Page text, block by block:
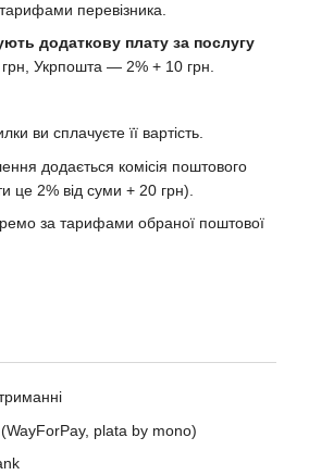
перевізника.
додаткову плату за послугу
Укрпошта — 2% + 10 грн.
ви сплачуєте її вартість.
додається комісія поштового
це 2% від суми + 20 грн).
за тарифами обраної поштової
(WayForPay, plata by mono)